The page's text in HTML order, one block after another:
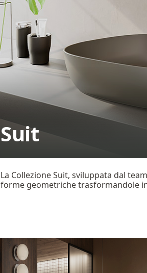
Suit
La Collezione Suit, sviluppata dal
forme geometriche trasformandole